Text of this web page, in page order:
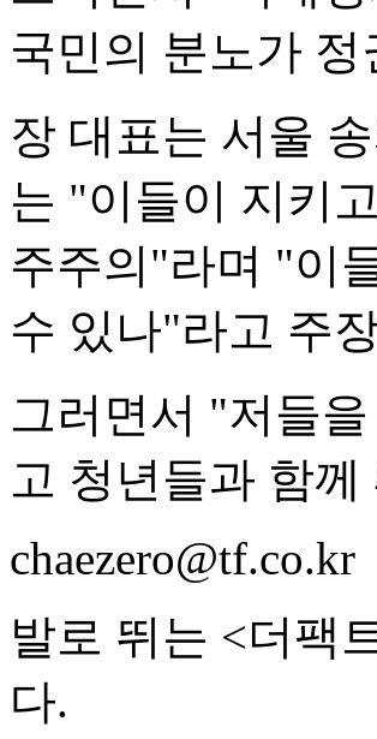
국민의 분노가
장 대표는 서울
는 "이들이 지키
주주의"라며 "이
수 있나"라고 주
그러면서 "저들
고 청년들과 함
chaezero@tf.co.kr
발로 뛰는 <더팩
다.